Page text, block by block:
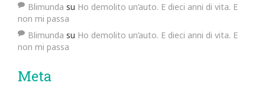
Blimunda su Ho demolito un’auto. E dieci anni di vita. E
non mi passa
Blimunda su Ho demolito un’auto. E dieci anni di vita. E
non mi passa
Meta